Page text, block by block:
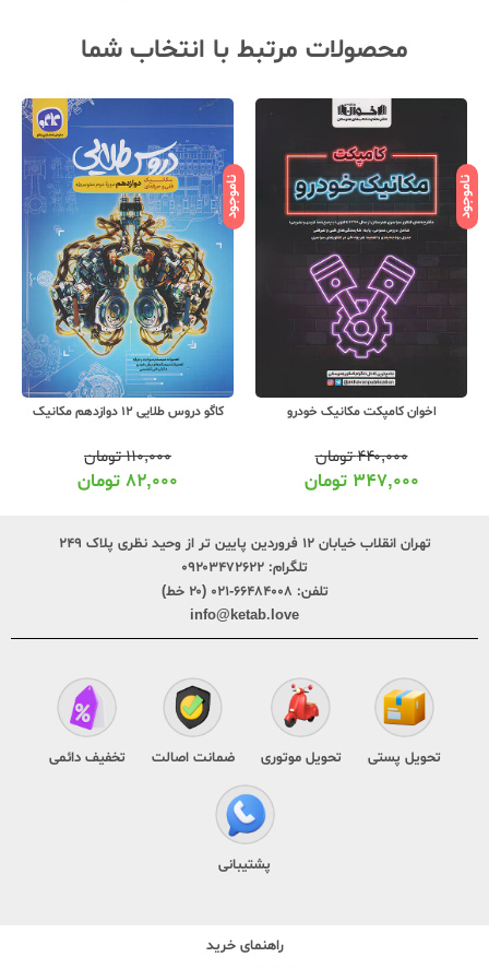
محصولات مرتبط با انتخاب شما
ناموجود
کاگو دروس طلایی 12 دوازدهم مکانیک
۱۱۰,۰۰۰تومان
۸۲,۰۰۰تومان
ناموجود
کاگو دروس طلایی 11 یازدهم مکانیک
۶۰,۰۰۰تومان
۴۵,۰۰۰ تومان
تهران انقلاب خیابان ۱۲ فروردین پایین تر از وحید نظری پلاک ۲۴۹
تلگرام: ۰۹۲۰۳۴۷۲۶۲۲
تلفن: ۶۶۴۸۴۰۰۸-۰۲۱ (۲۰ خط)
info@ketab.love
تحویل پستی تحویل موتوری ضمانت اصالت تخفیف دائمی
پشتیبانی
راهنمای خرید